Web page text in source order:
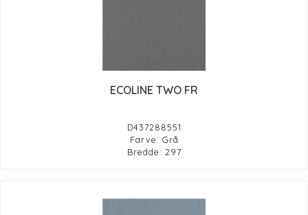
ECOLINE TWO FR
D437288551
Farve: Grå
Bredde: 297